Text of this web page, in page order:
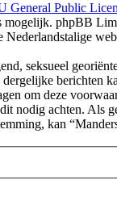
General Public
mogelijk. phpBB
Nederlandstalige
seksueel
om deze
nodig achten.
kan